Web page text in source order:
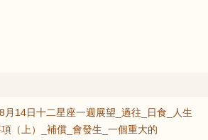
14日十二星座一週展望_過往_日食_人生
（上）_補償_會發生_一個重大的